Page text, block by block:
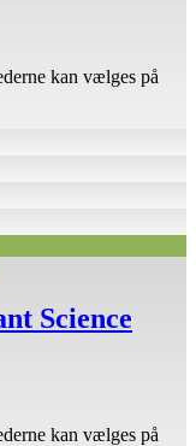
kan vælges på
Science
kan vælges på